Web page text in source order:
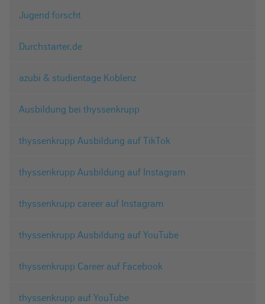
Jugend forscht
Durchstarter.de
azubi & studientage Koblenz
Ausbildung bei thyssenkrupp
thyssenkrupp Ausbildung auf TikTok
thyssenkrupp Ausbildung auf Instagram
thyssenkrupp career auf Instagram
thyssenkrupp Ausbildung auf YouTube
thyssenkrupp Career auf Facebook
thyssenkrupp auf YouTube